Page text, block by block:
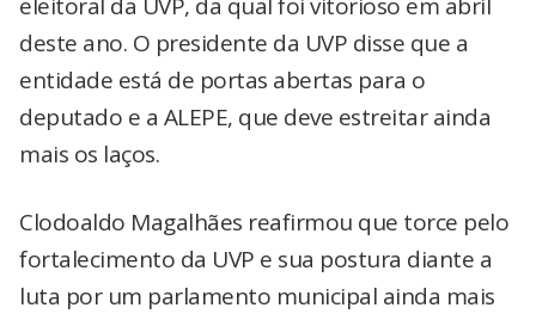
deste ano. O presidente da UVP disse que a
entidade está de portas abertas para o
deputado e a ALEPE, que deve estreitar ainda
mais os laços.
Clodoaldo Magalhães reafirmou que torce pelo
fortalecimento da UVP e sua postura diante a
luta por um parlamento municipal ainda mais